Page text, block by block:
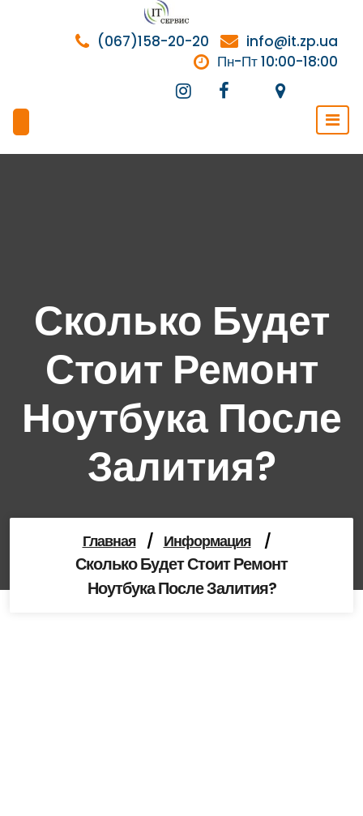
содержимому
info@it.zp.ua
(067)158-20-20
Пн-Пт 10:00-18:00
Сколько Будет
Стоит Ремонт
Ноутбука После
Залития?
Главная / Информация /
Сколько Будет Стоит Ремонт
Ноутбука После Залития?